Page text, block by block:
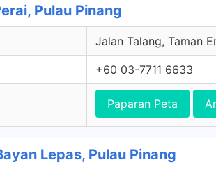
Pulau Pinang
Jalan Talang, Taman
+60 03-7711 6633
Paparan Peta
Lepas, Pulau Pinang